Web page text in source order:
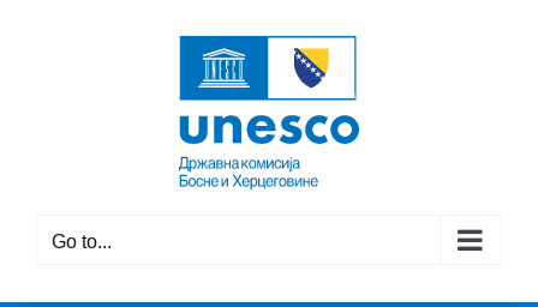
Go to...